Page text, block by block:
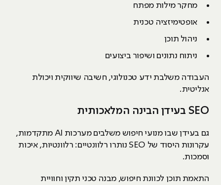
מחקר מילות מפתח
אופטימיזציה טכנית
ניהול תוכן
ניתוח נתונים ושיפור ביצועים
העבודה משלבת ידע טכנולוגי, חשיבה שיווקית ויכולת
אנליטית.
SEO בעידן הבינה המלאכותית
גם בעידן שבו מנועי חיפוש משלבים מערכות AI מתקדמות,
עקרונות היסוד של SEO נותרו רלוונטיים: רלוונטיות, איכות
וסמכות.
התאמת תוכן לכוונת חיפוש, מבנה טכני תקין וחוויית